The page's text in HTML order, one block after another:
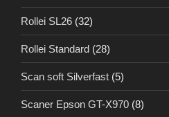
Rollei SL26 (32)
Rollei Standard (28)
Scan soft Silverfast (5)
Scaner Epson GT-X970 (8)